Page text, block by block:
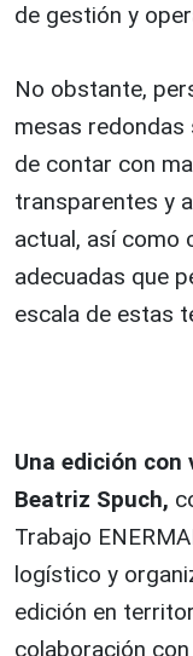
de gestión y
No obstante,
mesas redondas
de contar con
transparentes y
actual, así como
adecuadas que
escala de estas
Una edición con
Beatriz Spuch,
Trabajo
logístico y
edición en
colaboración